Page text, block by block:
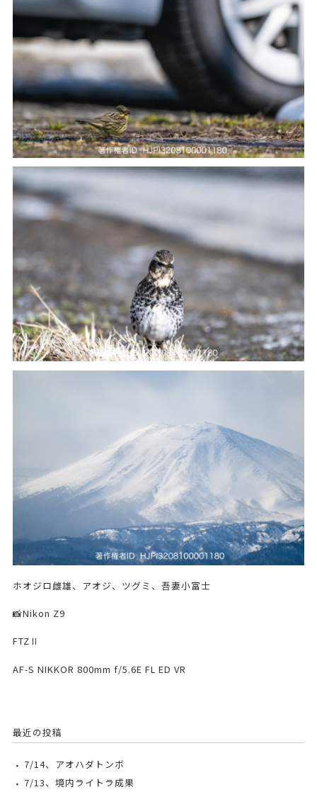
ホオジロ雌雄、アオジ、ツグミ、吾妻小富士
📸Nikon Z9
FTZⅡ
AF-S NIKKOR 800mm f/5.6E FL ED VR
最近の投稿
7/14、アオハダトンボ
7/13、境内ライトラ成果